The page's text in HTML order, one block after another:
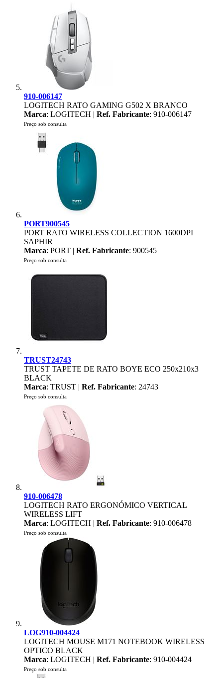
910-006147
LOGITECH RATO GAMING G502 X BRANCO
Marca: LOGITECH | Ref. Fabricante: 910-006147
Preço sob consulta
PORT900545
PORT RATO WIRELESS COLLECTION 1600DPI
SAPHIR
Marca: PORT | Ref. Fabricante: 900545
Preço sob consulta
TRUST24743
TRUST TAPETE DE RATO BOYE ECO 250x210x3
BLACK
Marca: TRUST | Ref. Fabricante: 24743
Preço sob consulta
910-006478
LOGITECH RATO ERGONÓMICO VERTICAL
WIRELESS LIFT
Marca: LOGITECH | Ref. Fabricante: 910-006478
Preço sob consulta
LOG910-004424
LOGITECH MOUSE M171 NOTEBOOK WIRELESS
OPTICO BLACK
Marca: LOGITECH | Ref. Fabricante: 910-004424
Preço sob consulta